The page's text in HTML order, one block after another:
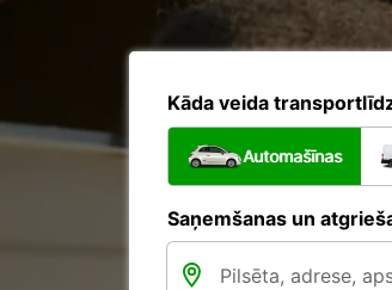
Kāda veida
Automašīnas
Saņemšanas un